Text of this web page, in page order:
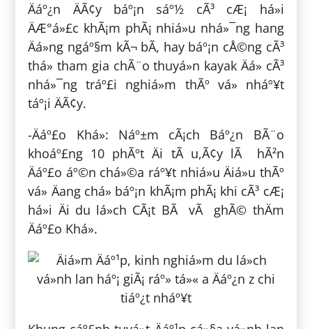
Äáº¿n ÄÃ¢y báº¡n sáº½ cÃ³ cÆ¡ há»i
ÄÆ°á»£c khÃ¡m phÃ¡ nhiá»u nhá»¯ng hang
Äá»ng ngáº§m kÃ¬ bÃ­, hay báº¡n cÅ©ng cÃ³
thá» tham gia chÃ¨o thuyá»n kayak Äá» cÃ³
nhá»¯ng tráº£i nghiá»m thÃº vá» nháº¥t
táº¡i ÄÃ¢y.
-Äáº£o Khá»: Náº±m cÃ¡ch Báº¿n BÃ¨o
khoáº£ng 10 phÃºt Äi tÃ u,Ã¢y lÃ hÃ²n
Äáº£o áº©n chá»©a ráº¥t nhiá»u Äiá»u thÃº
vá» Äang chá» báº¡n khÃ¡m phÃ¡ khi cÃ³ cÆ¡
há»i Äi du lá»ch CÃ¡t BÃ vÃ ghÃ© thÄm
Äáº£o Khá».